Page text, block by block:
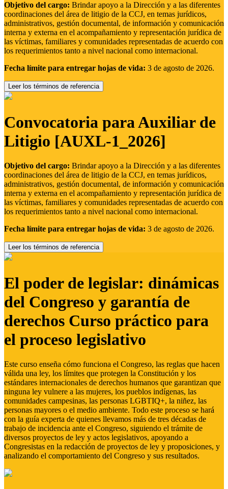
Objetivo del cargo: Brindar apoyo a la Dirección y a las diferentes
coordinaciones del área de litigio de la CCJ, en temas jurídicos,
administrativos, gestión documental, de información y comunicación
interna y externa en el acompañamiento y representación jurídica de
las víctimas, familiares y comunidades representadas de acuerdo con
los requerimientos tanto a nivel nacional como internacional.
Fecha límite para entregar hojas de vida: 3 de agosto de 2026.
Leer los términos de referencia
Convocatoria para Auxiliar de
Litigio [AUXL-1_2026]
Objetivo del cargo: Brindar apoyo a la Dirección y a las diferentes
coordinaciones del área de litigio de la CCJ, en temas jurídicos,
administrativos, gestión documental, de información y comunicación
interna y externa en el acompañamiento y representación jurídica de
las víctimas, familiares y comunidades representadas de acuerdo con
los requerimientos tanto a nivel nacional como internacional.
Fecha límite para entregar hojas de vida: 3 de agosto de 2026.
Leer los términos de referencia
El poder de legislar: dinámicas
del Congreso y garantía de
derechos Curso práctico para
el proceso legislativo
Este curso enseña cómo funciona el Congreso, las reglas que hacen
válida una ley, los límites que protegen la Constitución y los
estándares internacionales de derechos humanos que garantizan que
ninguna ley vulnere a las mujeres, los pueblos indígenas, las
comunidades campesinas, las personas LGBTIQ+, la niñez, las
personas mayores o el medio ambiente. Todo este proceso se hará
con la guía experta de quienes llevamos más de tres décadas de
trabajo de incidencia ante el Congreso, siguiendo el trámite de
diversos proyectos de ley y actos legislativos, apoyando a
Congresistas en la redacción de proyectos de ley y proposiciones, y
analizando el comportamiento del Congreso y sus resultados.